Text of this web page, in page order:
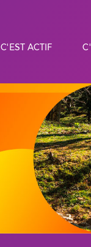
C'EST ACTIF